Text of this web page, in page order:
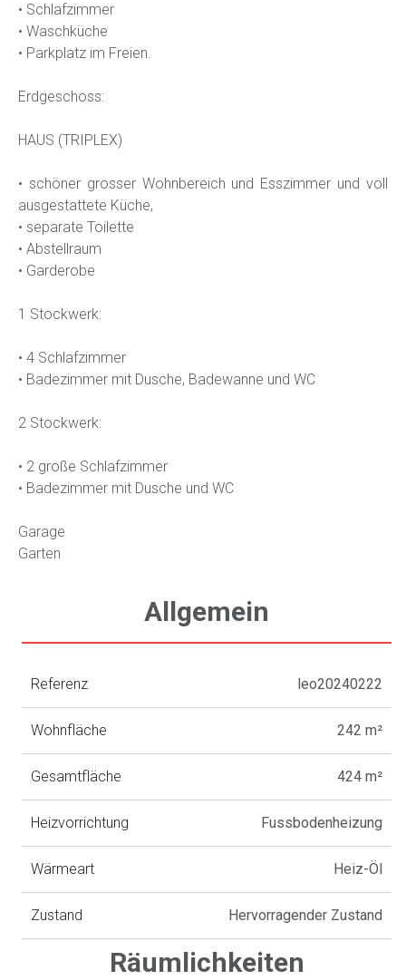
• Schlafzimmer
• Waschküche
• Parkplatz im Freien.
Erdgeschoss:
HAUS (TRIPLEX)
• schöner grosser Wohnbereich und Esszimmer und voll
ausgestattete Küche,
• separate Toilette
• Abstellraum
• Garderobe
1 Stockwerk:
• 4 Schlafzimmer
• Badezimmer mit Dusche, Badewanne und WC
2 Stockwerk:
• 2 große Schlafzimmer
• Badezimmer mit Dusche und WC
Garage
Garten
Allgemein
Referenz leo20240222
Wohnfläche 242 m²
Gesamtfläche 424 m²
Heizvorrichtung Fussbodenheizung
Wärmeart Heiz-Öl
Zustand Hervorragender Zustand
Räumlichkeiten